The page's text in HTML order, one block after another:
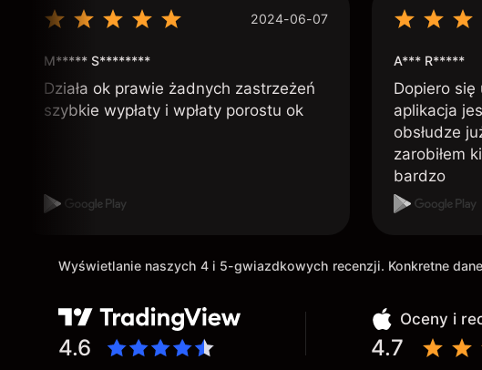
2024-06-07
M***** S********
Działa ok prawie żadnych zastrzeżeń
szybkie wypłaty i wpłaty porostu ok
A*** R*****
Dopiero
aplikacja
obsłudze
zarobiłem
bardzo
Wyświetlanie naszych 4 i 5-gwiazdkowych recenzji. Konkretne
4.6
Oceny i
4.7